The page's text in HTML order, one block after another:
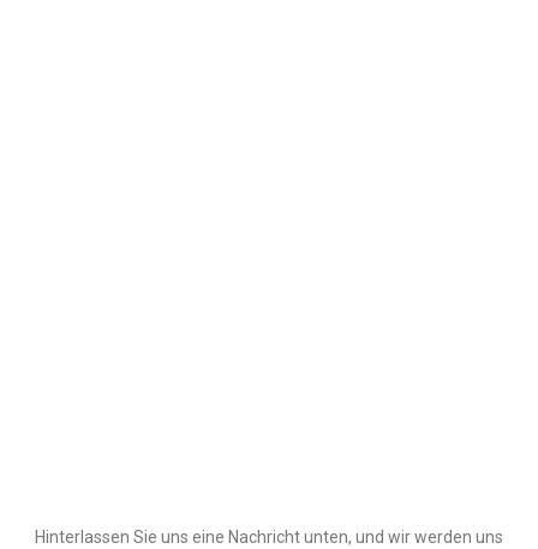
Hinterlassen Sie uns eine Nachricht unten, und wir werden uns